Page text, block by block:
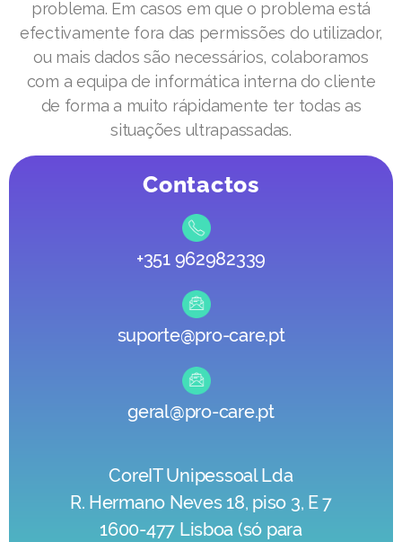
problema. Em casos em que o problema está
efectivamente fora das permissões do utilizador,
ou mais dados são necessários, colaboramos
com a equipa de informática interna do cliente
de forma a muito rápidamente ter todas as
situações ultrapassadas.
Contactos
+351 962982339
suporte@pro-care.pt
geral@pro-care.pt
CoreIT Unipessoal Lda
R. Hermano Neves 18, piso 3, E 7
1600-477 Lisboa (só para